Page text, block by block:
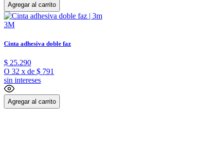
Agregar al carrito
3M
Cinta adhesiva doble faz
$ 25.290
O 32 x de $ 791
sin intereses
Agregar al carrito